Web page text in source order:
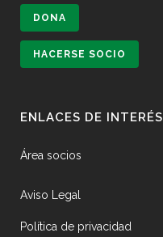
DONA
HACERSE SOCIO
ENLACES DE INTERÉS
Área socios
Aviso Legal
Política de privacidad